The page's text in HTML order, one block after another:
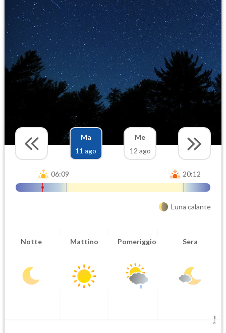
Ma
11 ago
Me
12 ago
06:09 20:12
Luna calante
Notte Mattino Pomeriggio Sera
5 mm